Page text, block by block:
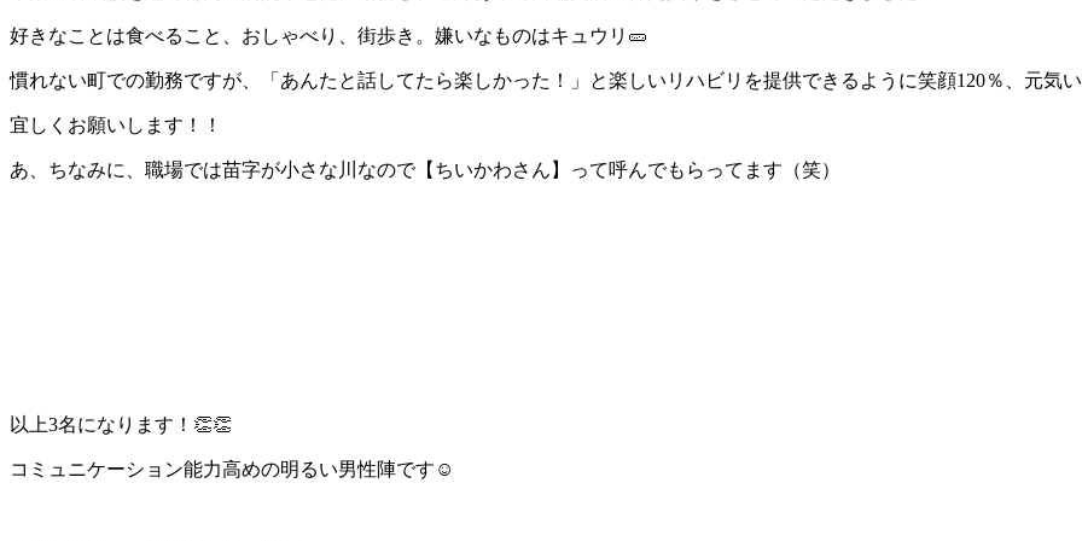
好きなことは食べること、おしゃべり、街歩き。嫌いなものはキュウリ🥒
慣れない町での勤務ですが、「あんたと話してたら楽しかった！」と楽しいリハビリを提供できるように笑顔120％、元気
宜しくお願いします！！
あ、ちなみに、職場では苗字が小さな川なので【ちいかわさん】って呼んでもらってます（笑）
以上3名になります！👏👏
コミュニケーション能力高めの明るい男性陣です☺